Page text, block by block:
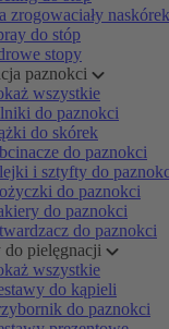
zrogowaciały naskórek
do stóp
stopy
paznokci
wszystkie
do paznokci
do skórek
do paznokci
i sztyfty do
do paznokci
do paznokci
do paznokci
do pielęgnacji
wszystkie
do kąpieli
do paznokci